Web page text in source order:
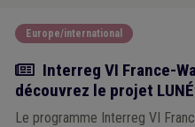
Europe/international
Actualité
Interreg VI France-
découvrez le projet
Le programme Interreg VI